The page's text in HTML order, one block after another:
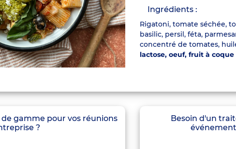
Ingrédients :
Rigatoni, tomate séchée,
basilic, persil, féta,
concentré de tomates,
lactose, oeuf, fruit à coque
gamme pour vos réunions
?
Besoin d'un